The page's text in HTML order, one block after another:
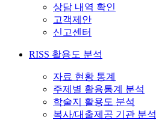
상담 내역 확인
고객제안
신고센터
RISS 활용도 분석
자료 현황 통계
주제별 활용통계 분석
학술지 활용도 분석
복사/대출제공 기관 분석